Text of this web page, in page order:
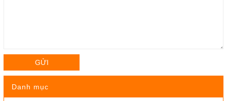
GỬI
Danh mục